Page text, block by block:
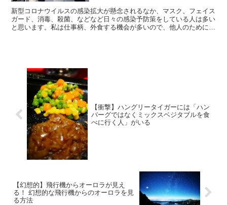
新型コロナウイルスの感染拡大が懸念されるなか、マスク、フェイス
ガード、消毒、殺菌、などなど日々の感染予防策をしている人は多い
と思います。私は仕事柄、外食する機会が多いので、他人のために
【衝撃】ハングリータイガーには「ハン
バーグではなくミックスベジタブルを食
べに行く人」がいる
【幻想的】飛行機からオーロラが見え
る！ 幻想的な飛行機からのオーロラを見
る方法